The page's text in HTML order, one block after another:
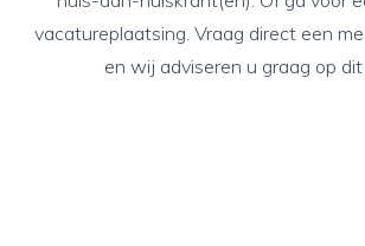
vacatureplaatsing. Vraag direct een
en wij adviseren u graag op